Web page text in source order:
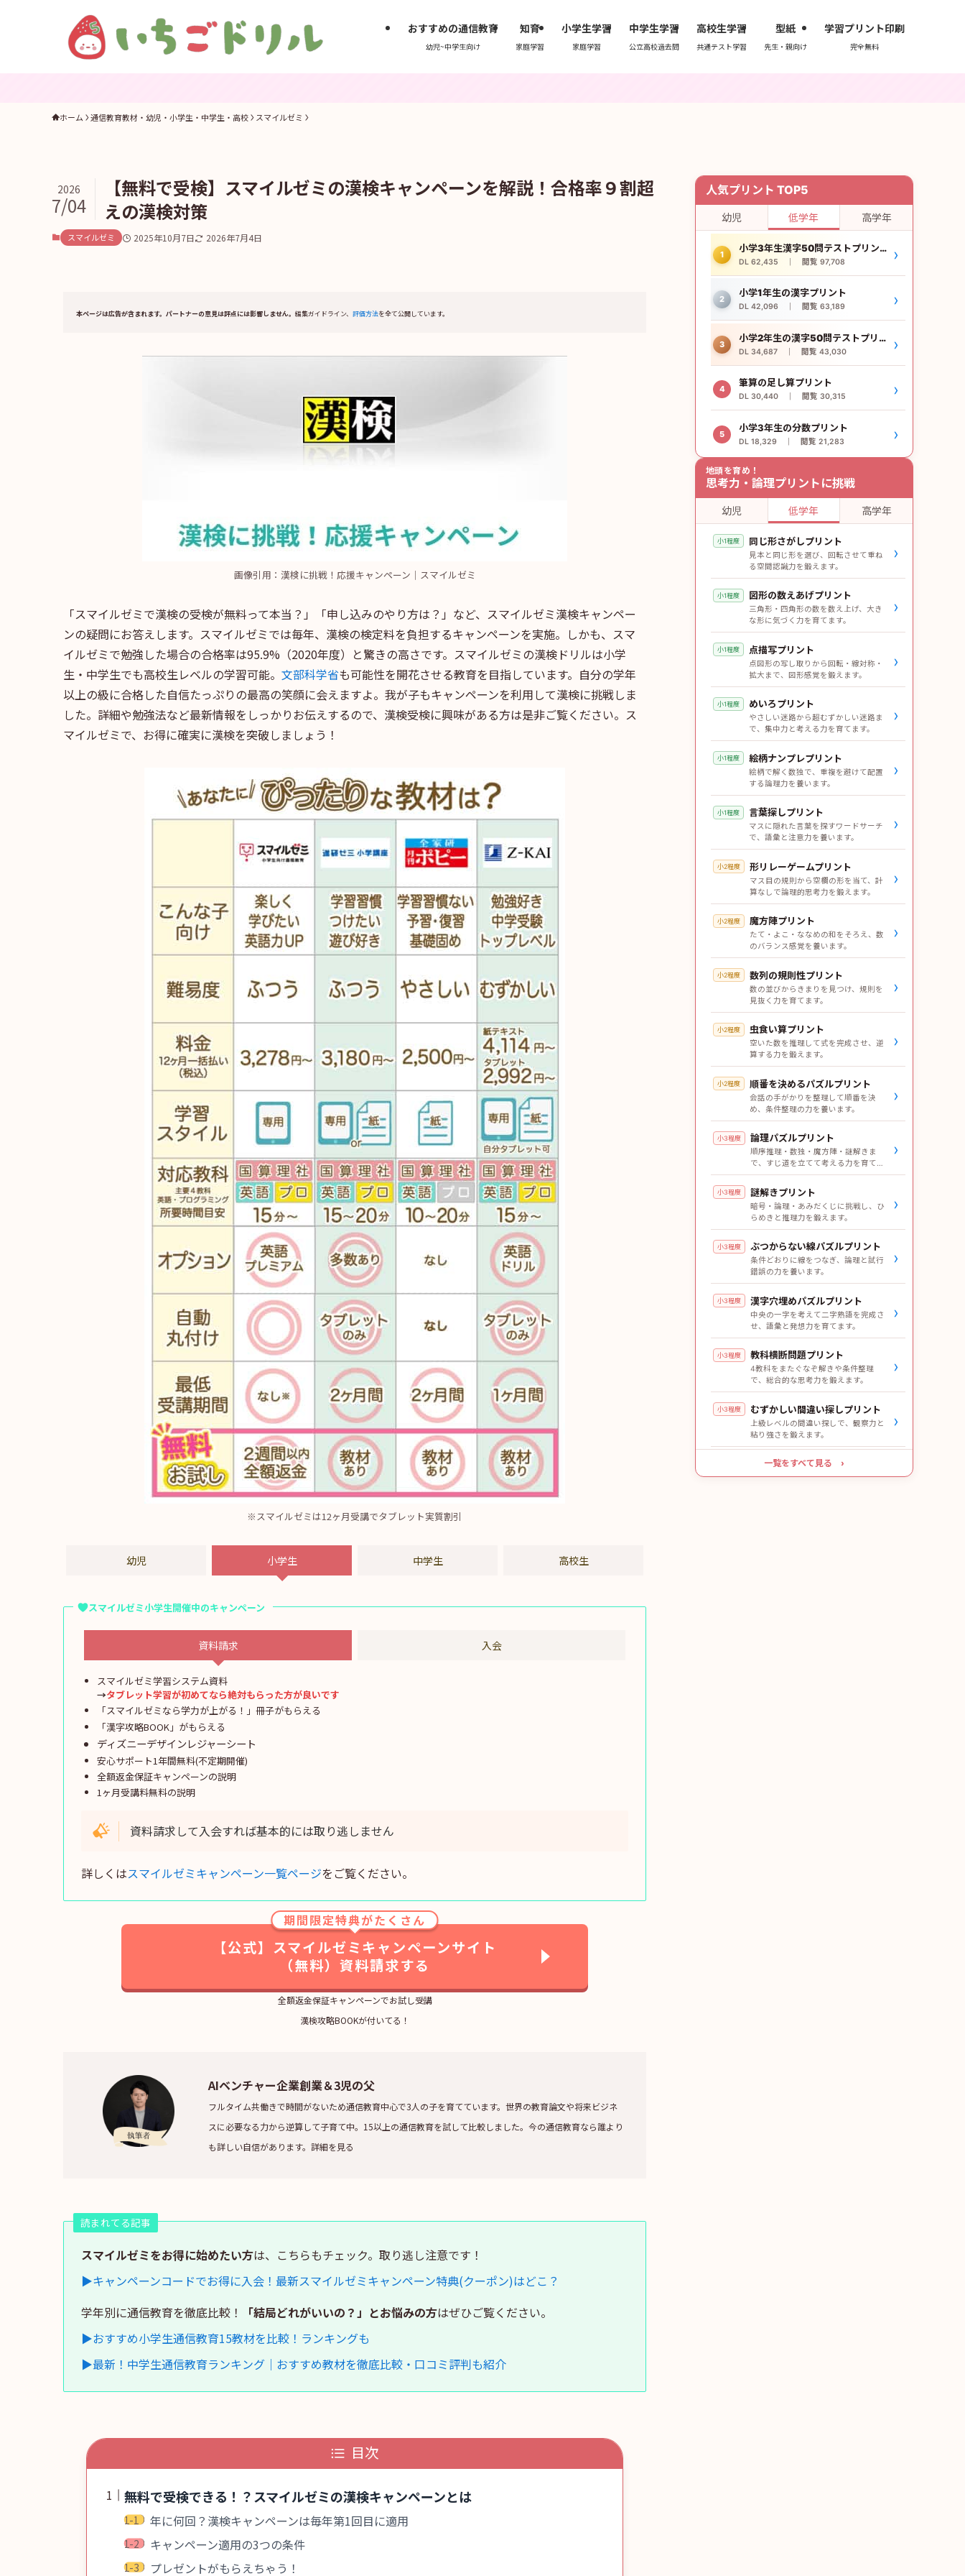
おすすめの通信教育
幼児~中学生向け
知育
家庭学習
小学生学習
家庭学習
中学生学習
公立高校過去問
高校生学習
共通テスト学習
型紙
先生・親向け
学習プリント印刷
完全無料
ホーム 通信教育教材・幼児・小学生・中学生・高校 スマイルゼミ
【無料で受検】スマイルゼミの漢検キャンペーンを解説！合格率９割超
えの漢検対策
2026
7/04
スマイルゼミ 2025年10月7日 2026年7月4日
本ページは広告が含まれます。パートナーの意見は評点には影響しません。 編集ガイドライン、 評価方法を全て公開しています。
画像引用：漢検に挑戦！応援キャンペーン｜スマイルゼミ
「スマイルゼミで漢検の受検が無料って本当？」「申し込みのやり方は？」など、スマイルゼミ漢検キャンペー
ンの疑問にお答えします。スマイルゼミでは毎年、漢検の検定料を負担するキャンペーンを実施。しかも、スマ
イルゼミで勉強した場合の合格率は95.9%（2020年度）と驚きの高さです。スマイルゼミの漢検ドリルは小学
生・中学生でも高校生レベルの学習可能。 文部科学省も可能性を開花させる教育を目指しています。自分の学年
以上の級に合格した自信たっぷりの最高の笑顔に会えますよ。我が子もキャンペーンを利用して漢検に挑戦しま
した。詳細や勉強法など最新情報をしっかりお伝えするので、漢検受検に興味がある方は是非ご覧ください。ス
マイルゼミで、お得に確実に漢検を突破しましょう！
※スマイルゼミは12ヶ月受講でタブレット実質割引
幼児 小学生 中学生 高校生
スマイルゼミ小学生開催中のキャンペーン
資料請求 入会
スマイルゼミ学習システム資料
→タブレット学習が初めてなら絶対もらった方が良いです
「スマイルゼミなら学力が上がる！」冊子がもらえる
「漢字攻略BOOK」がもらえる
ディズニーデザインレジャーシート
安心サポート1年間無料(不定期開催)
全額返金保証キャンペーンの説明
1ヶ月受講料無料の説明
資料請求して入会すれば基本的には取り逃しません
詳しくはスマイルゼミキャンペーン一覧ページをご覧ください。
期間限定特典がたくさん
【公式】スマイルゼミキャンペーンサイト
（無料）資料請求する
全額返金保証キャンペーンでお試し受講
漢検攻略BOOKが付いてる！
AIベンチャー企業創業＆3児の父
フルタイム共働きで時間がないため通信教育中心で3人の子を育てています。世界の教育論文や将来ビジネ
スに必要なる力から逆算して子育て中。15以上の通信教育を試して比較しました。今の通信教育なら誰より
も詳しい自信があります。詳細を見る
読まれてる記事
スマイルゼミをお得に始めたい方は、こちらもチェック。取り逃し注意です！
▶キャンペーンコードでお得に入会！最新スマイルゼミキャンペーン特典(クーポン)はどこ？
学年別に通信教育を徹底比較！
「結局どれがいいの？」とお悩みの方はぜひご覧ください。
▶おすすめ小学生通信教育15教材を比較！ランキングも
▶最新！中学生通信教育ランキング｜おすすめ教材を徹底比較・口コミ評判も紹介
目次
無料で受検できる！？スマイルゼミの漢検キャンペーンとは
年に何回？漢検キャンペーンは毎年第1回目に適用
キャンペーン適用の3つの条件
プレゼントがもらえちゃう！
人気プリント TOP5
幼児 低学年 高学年
1
小学3年生漢字50問テストプリント
DL 62,435 ｜ 閲覧 97,708 ›
2
小学1年生の漢字プリント
DL 42,096 ｜ 閲覧 63,189 ›
3
小学2年生の漢字50問テストプリント
DL 34,687 ｜ 閲覧 43,030 ›
4
筆算の足し算プリント
DL 30,440 ｜ 閲覧 30,315 ›
5
小学3年生の分数プリント
DL 18,329 ｜ 閲覧 21,283 ›
地頭を育め！
思考力・論理プリントに挑戦
幼児 低学年 高学年
小1程度 同じ形さがしプリント
見本と同じ形を選び、回転させて重ね
る空間認識力を鍛えます。
›
小1程度 図形の数えあげプリント
三角形・四角形の数を数え上げ、大き
な形に気づく力を育てます。
›
小1程度 点描写プリント
点図形の写し取りから回転・線対称・
拡大まで、図形感覚を鍛えます。
›
小1程度 めいろプリント
やさしい迷路から超むずかしい迷路ま
で、集中力と考える力を育てます。
›
小1程度 絵柄ナンプレプリント
絵柄で解く数独で、重複を避けて配置
する論理力を養います。
›
小1程度 言葉探しプリント
マスに隠れた言葉を探すワードサーチ
で、語彙と注意力を養います。
›
小2程度 形リレーゲームプリント
マス目の規則から空欄の形を当て、計
算なしで論理的思考力を鍛えます。
›
小2程度 魔方陣プリント
たて・よこ・ななめの和をそろえ、数
のバランス感覚を養います。
›
小2程度 数列の規則性プリント
数の並びからきまりを見つけ、規則を
見抜く力を育てます。
›
小2程度 虫食い算プリント
空いた数を推理して式を完成させ、逆
算する力を鍛えます。
›
小2程度 順番を決めるパズルプリント
会話の手がかりを整理して順番を決
め、条件整理の力を養います。
›
小3程度 論理パズルプリント
順序推理・数独・魔方陣・謎解きま
で、すじ道を立てて考える力を育てま
す。
›
小3程度 謎解きプリント
暗号・論理・あみだくじに挑戦し、ひ
らめきと推理力を鍛えます。
›
小3程度 ぶつからない線パズルプリント
条件どおりに線をつなぎ、論理と試行
錯誤の力を養います。
›
小3程度 漢字穴埋めパズルプリント
中央の一字を考えて二字熟語を完成さ
せ、語彙と発想力を育てます。
›
小3程度 教科横断問題プリント
4教科をまたぐなぞ解きや条件整理
で、総合的な思考力を鍛えます。
›
小3程度 むずかしい間違い探しプリント
上級レベルの間違い探しで、観察力と
粘り強さを鍛えます。
›
一覧をすべて見る ›